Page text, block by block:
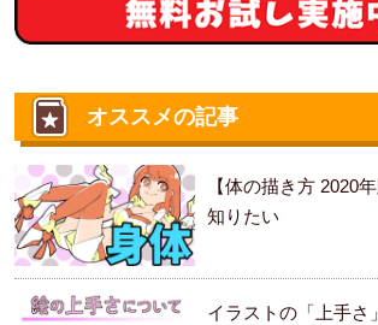
オススメの記事
【体の描き方 2020
知りたい
イラストの「上手さ